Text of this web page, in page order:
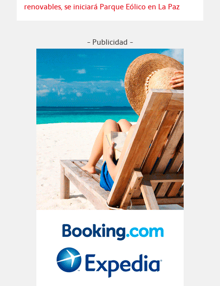
renovables, se iniciará Parque Eólico en La Paz
- Publicidad -